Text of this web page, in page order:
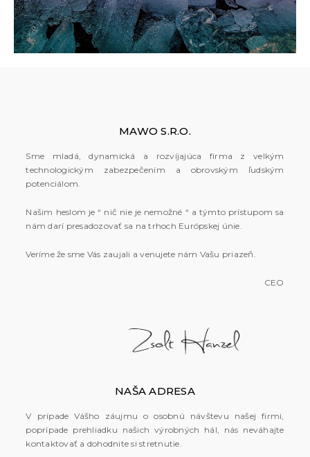
MAWO S.R.O.
Sme mladá, dynamická a rozvíjajúca firma z velkým
technologickým zabezpečením a obrovským ľudským
potenciálom.
Našim heslom je “ nič nie je nemožné “ a týmto prístupom sa
nám darí presadozovať sa na trhoch Európskej únie.
Veríme že sme Vás zaujali a venujete nám Vašu priazeň.
CEO
NAŠA ADRESA
V prípade Vášho záujmu o osobnú návštevu našej firmi,
poprípade prehliadku našich výrobných hál, nás neváhajte
kontaktovať a dohodnite si stretnutie.